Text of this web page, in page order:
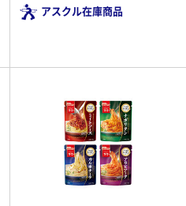
アスクル在庫商品